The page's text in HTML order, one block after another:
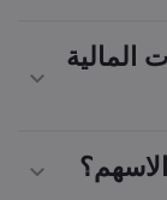
المالية